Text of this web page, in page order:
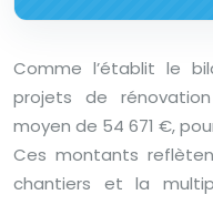
Comme l’établit le
projets de
moyen de 54 671 €,
Ces montants
chantiers et la